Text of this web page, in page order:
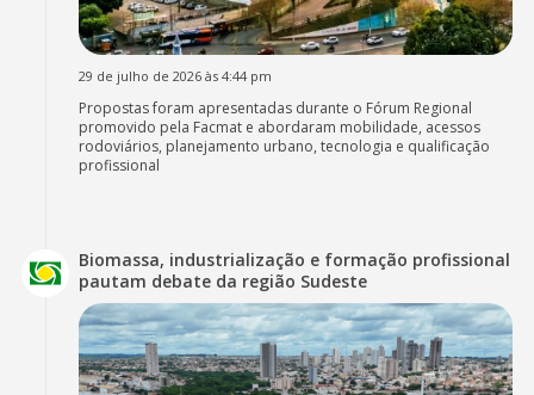
29 de julho de 2026 às 4:44 pm
Propostas foram apresentadas durante o Fórum Regional
promovido pela Facmat e abordaram mobilidade, acessos
rodoviários, planejamento urbano, tecnologia e qualificação
profissional
Biomassa, industrialização e formação profissional
pautam debate da região Sudeste